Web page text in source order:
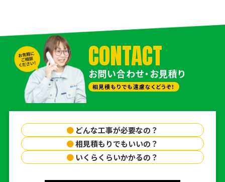
CONTACT
お問い合わせ・お見積り
相見積もりでも遠慮なくどうぞ！
● どんな工事が必要なの？
●相見積もりでもいいの？
● いくらくらいかかるの？